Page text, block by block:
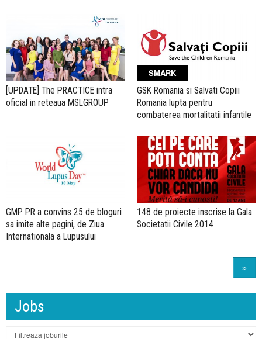
[UPDATE] The PRACTICE intra
oficial in reteaua MSLGROUP
SMARK
GSK Romania si Salvati Copiii
Romania lupta pentru
combaterea mortalitatii infantile
GMP PR a convins 25 de bloguri
sa imite alte pagini, de Ziua
Internationala a Lupusului
148 de proiecte inscrise la Gala
Societatii Civile 2014
»
Jobs